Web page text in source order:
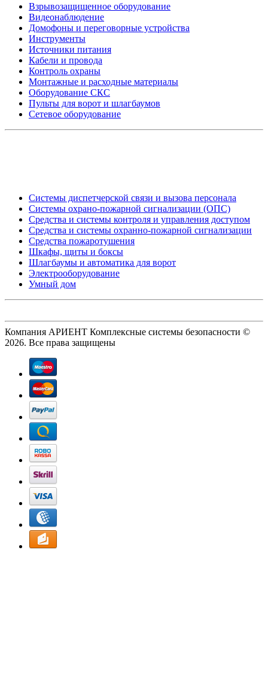
Взрывозащищенное оборудование
Видеонаблюдение
Домофоны и переговорные устройства
Инструменты
Источники питания
Кабели и провода
Контроль охраны
Монтажные и расходные материалы
Оборудование СКС
Пульты для ворот и шлагбаумов
Сетевое оборудование
Системы диспетчерской связи и вызова персонала
Системы охрано-пожарной сигнализации (ОПС)
Средства и системы контроля и управления доступом
Средства и системы охранно-пожарной сигнализации
Средства пожаротушения
Шкафы, щиты и боксы
Шлагбаумы и автоматика для ворот
Электрооборудование
Умный дом
Компания АРИЕНТ Комплексные системы безопасности ©
2026. Все права защищены